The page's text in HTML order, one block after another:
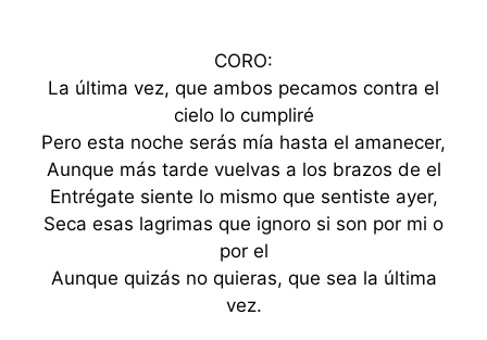
CORO:
La última vez, que ambos pecamos contra el
cielo lo cumpliré
Pero esta noche serás mía hasta el amanecer,
Aunque más tarde vuelvas a los brazos de el
Entrégate siente lo mismo que sentiste ayer,
Seca esas lagrimas que ignoro si son por mi o
por el
Aunque quizás no quieras, que sea la última
vez.